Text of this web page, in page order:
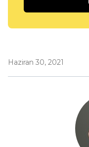
Haziran 30, 2021